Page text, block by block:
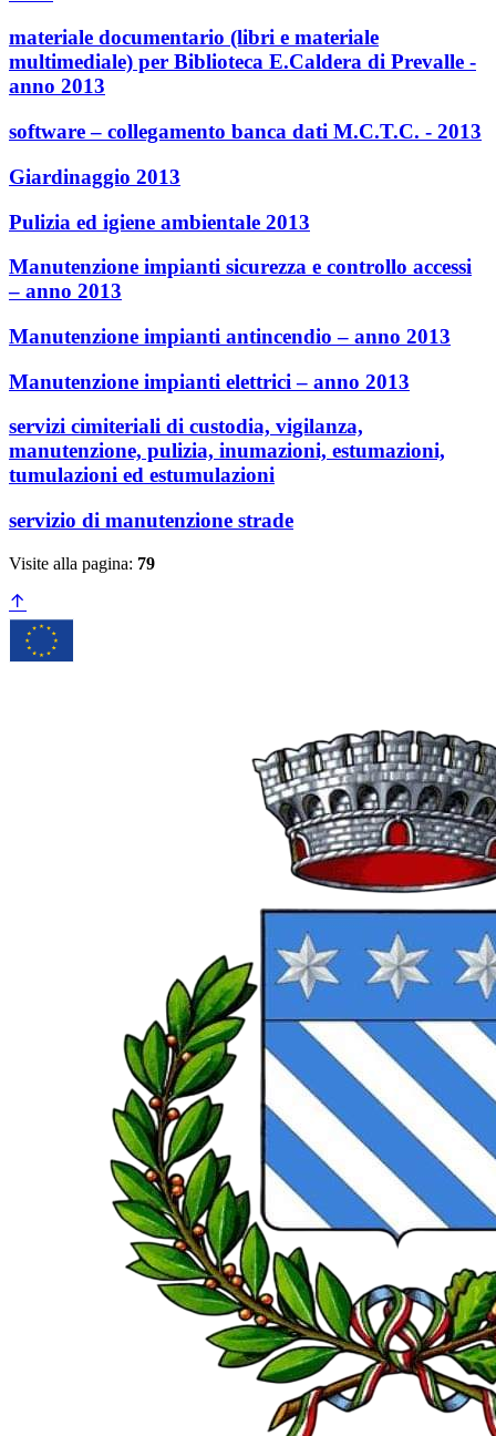
materiale documentario (libri e materiale
multimediale) per Biblioteca E.Caldera di Prevalle -
anno 2013
software – collegamento banca dati M.C.T.C. - 2013
Giardinaggio 2013
Pulizia ed igiene ambientale 2013
Manutenzione impianti sicurezza e controllo accessi
– anno 2013
Manutenzione impianti antincendio – anno 2013
Manutenzione impianti elettrici – anno 2013
servizi cimiteriali di custodia, vigilanza,
manutenzione, pulizia, inumazioni, estumazioni,
tumulazioni ed estumulazioni
servizio di manutenzione strade
Visite alla pagina: 79